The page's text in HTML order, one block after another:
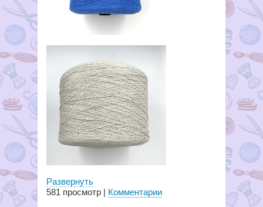
Развернуть
581 просмотр | Комментарии